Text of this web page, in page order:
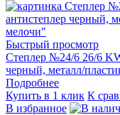
Быстрый просмотр
Степлер №24/6 26/6
черный, металл/
Подробнее
Купить в 1 клик К
В избранное